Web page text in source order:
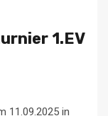
1.EV
11.09.2025 in